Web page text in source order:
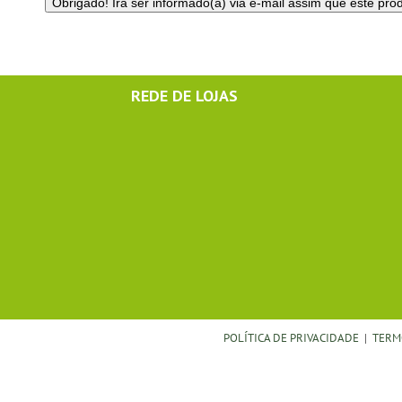
REDE DE LOJAS
POLÍTICA DE PRIVACIDADE |